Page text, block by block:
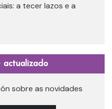
a tecer lazos e a
actualizado
sobre as novidades